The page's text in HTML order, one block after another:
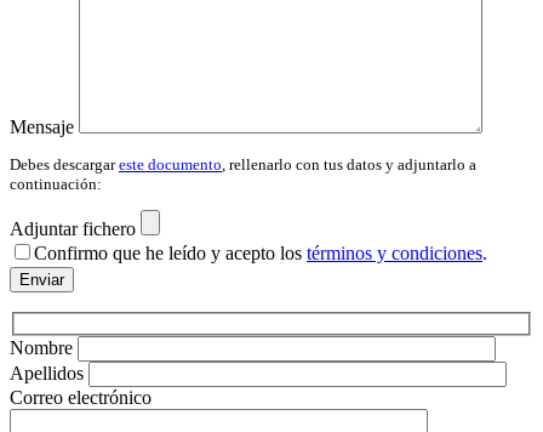
Mensaje
Debes descargareste documento , rellenarlo con tus datos y adjuntarlo a
continuación:
Adjuntar fichero
Confirmo que he leído y acepto los términos y condiciones.
Por
favor,
deja
este
campo
vacío.
Nombre
Apellidos
Correo electrónico